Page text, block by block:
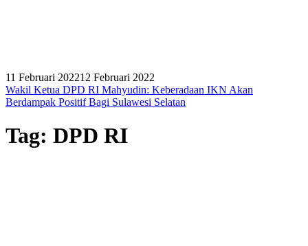
11 Februari 202212 Februari 2022
Wakil Ketua DPD RI Mahyudin: Keberadaan IKN Akan
Berdampak Positif Bagi Sulawesi Selatan
Tag: DPD RI